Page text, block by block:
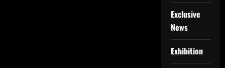
Exclusive
News
Exhibition